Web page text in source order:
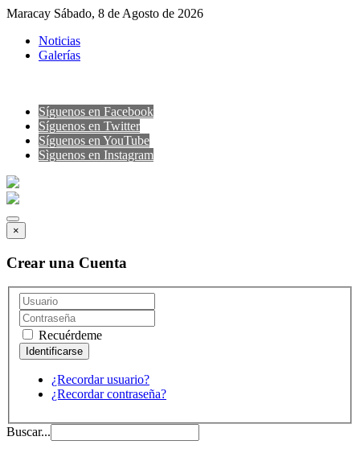
Maracay Sábado, 8 de Agosto de 2026
Noticias
Galerías
Síguenos en Facebook
Síguenos en Twitter
Síguenos en YouTube
Sìguenos en Instagram
×
Crear una Cuenta
Recuérdeme
¿Recordar usuario?
¿Recordar contraseña?
Buscar...